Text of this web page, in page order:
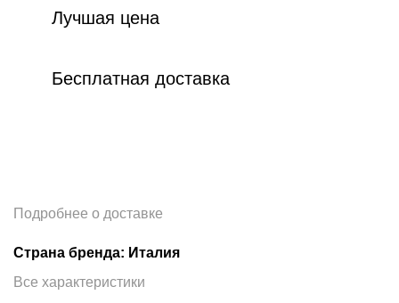
Лучшая цена
Бесплатная доставка
Подробнее о доставке
Страна бренда: Италия
Все характеристики